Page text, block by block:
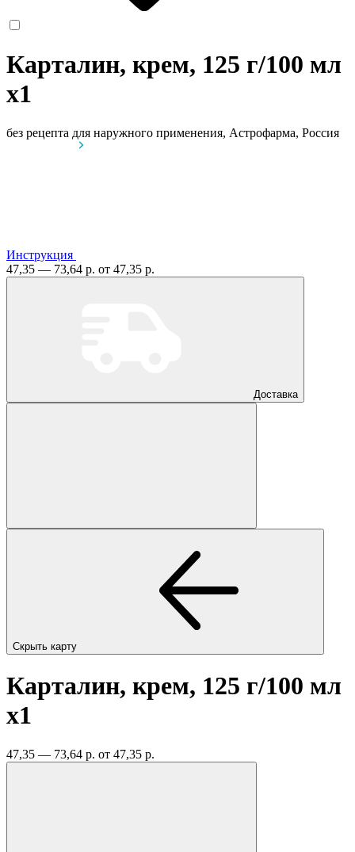
Карталин, крем, 125 г/100 мл
x1
без рецепта для наружного применения, Астрофарма, Россия
Инструкция
47,35 — 73,64 р. от 47,35 р.
Доставка
Скрыть карту
Карталин, крем, 125 г/100 мл
x1
47,35 — 73,64 р. от 47,35 р.